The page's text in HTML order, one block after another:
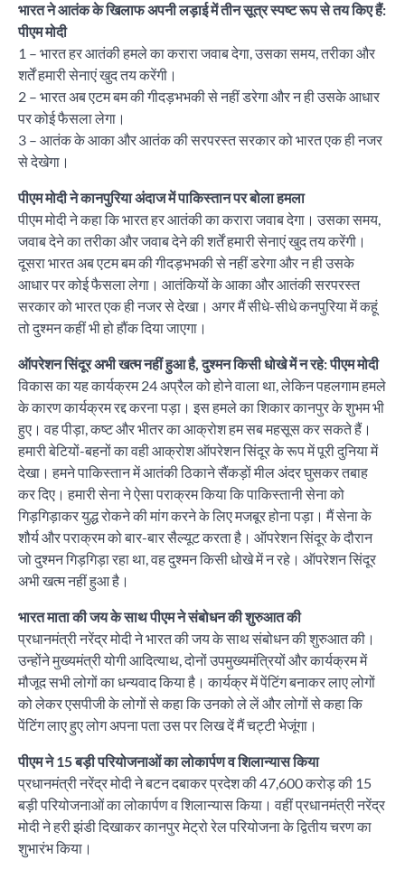
भारत ने आतंक के खिलाफ अपनी लड़ाई में तीन सूत्र स्पष्ट रूप से तय किए हैं:
पीएम मोदी
1 – भारत हर आतंकी हमले का करारा जवाब देगा, उसका समय, तरीका और
शर्तें हमारी सेनाएं खुद तय करेंगी।
2 – भारत अब एटम बम की गीदड़भभकी से नहीं डरेगा और न ही उसके आधार
पर कोई फैसला लेगा।
3 – आतंक के आका और आतंक की सरपरस्त सरकार को भारत एक ही नजर
से देखेगा।
पीएम मोदी ने कानपुरिया अंदाज में पाकिस्तान पर बोला हमला
पीएम मोदी ने कहा कि भारत हर आतंकी का करारा जवाब देगा। उसका समय,
जवाब देने का तरीका और जवाब देने की शर्तें हमारी सेनाएं खुद तय करेंगी।
दूसरा भारत अब एटम बम की गीदड़भभकी से नहीं डरेगा और न ही उसके
आधार पर कोई फैसला लेगा। आतंकियों के आका और आतंकी सरपरस्त
सरकार को भारत एक ही नजर से देखा। अगर मैं सीधे-सीधे कनपुरिया में कहूं
तो दुश्मन कहीं भी हो हौंक दिया जाएगा।
ऑपरेशन सिंदूर अभी खत्म नहीं हुआ है, दुश्मन किसी धोखे में न रहे: पीएम मोदी
विकास का यह कार्यक्रम 24 अप्रैल को होने वाला था, लेकिन पहलगाम हमले
के कारण कार्यक्रम रद्द करना पड़ा। इस हमले का शिकार कानपुर के शुभम भी
हुए। वह पीड़ा, कष्ट और भीतर का आक्रोश हम सब महसूस कर सकते हैं।
हमारी बेटियों-बहनों का वही आक्रोश ऑपरेशन सिंदूर के रूप में पूरी दुनिया में
देखा। हमने पाकिस्तान में आतंकी ठिकाने सैंकड़ों मील अंदर घुसकर तबाह
कर दिए। हमारी सेना ने ऐसा पराक्रम किया कि पाकिस्तानी सेना को
गिड़गिड़ाकर युद्ध रोकने की मांग करने के लिए मजबूर होना पड़ा। मैं सेना के
शौर्य और पराक्रम को बार-बार सैल्यूट करता है। ऑपरेशन सिंदूर के दौरान
जो दुश्मन गिड़गिड़ा रहा था, वह दुश्मन किसी धोखे में न रहे। ऑपरेशन सिंदूर
अभी खत्म नहीं हुआ है।
भारत माता की जय के साथ पीएम ने संबोधन की शुरुआत की
प्रधानमंत्री नरेंद्र मोदी ने भारत की जय के साथ संबोधन की शुरुआत की।
उन्होंने मुख्यमंत्री योगी आदित्याथ, दोनों उपमुख्यमंत्रियों और कार्यक्रम में
मौजूद सभी लोगों का धन्यवाद किया है। कार्यक्र में पेंटिंग बनाकर लाए लोगों
को लेकर एसपीजी के लोगों से कहा कि उनको ले लें और लोगों से कहा कि
पेंटिंग लाए हुए लोग अपना पता उस पर लिख दें मैं चट्टी भेजूंगा।
पीएम ने 15 बड़ी परियोजनाओं का लोकार्पण व शिलान्यास किया
प्रधानमंत्री नरेंद्र मोदी ने बटन दबाकर प्रदेश की 47,600 करोड़ की 15
बड़ी परियोजनाओं का लोकार्पण व शिलान्यास किया। वहीं प्रधानमंत्री नरेंद्र
मोदी ने हरी झंडी दिखाकर कानपुर मेट्रो रेल परियोजना के द्वितीय चरण का
शुभारंभ किया।